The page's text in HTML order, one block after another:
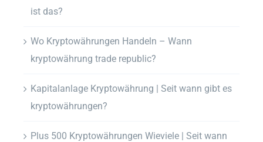
ist das?
Wo Kryptowährungen Handeln – Wann
kryptowährung trade republic?
Kapitalanlage Kryptowährung | Seit wann gibt es
kryptowährungen?
Plus 500 Kryptowährungen Wieviele | Seit wann